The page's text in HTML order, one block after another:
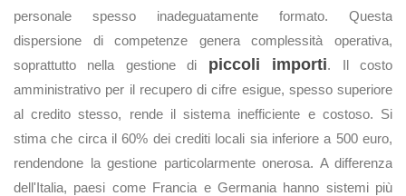
personale spesso inadeguatamente formato. Questa
dispersione di competenze genera complessità operativa,
soprattutto nella gestione di piccoli importi. Il costo
amministrativo per il recupero di cifre esigue, spesso superiore
al credito stesso, rende il sistema inefficiente e costoso. Si
stima che circa il 60% dei crediti locali sia inferiore a 500 euro,
rendendone la gestione particolarmente onerosa. A differenza
dell'Italia, paesi come Francia e Germania hanno sistemi più